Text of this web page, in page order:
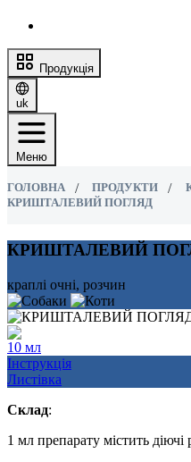
Продукція
uk
Меню
ГОЛОВНА ПРОДУКТИ
КРИШТАЛЕВИЙ ПОГЛЯД
КРИШТАЛЕВИЙ
краплі очні, розчин
10 мл
Інструкція
Листівка
Склад:
1 мл препарату містить діючі